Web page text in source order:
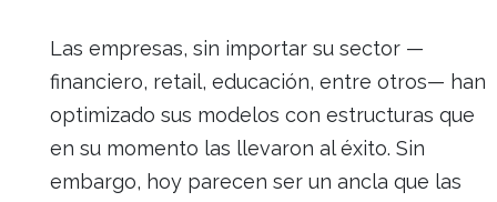
Las empresas, sin importar su sector —
financiero, retail, educación, entre otros— han
optimizado sus modelos con estructuras que
en su momento las llevaron al éxito. Sin
embargo, hoy parecen ser un ancla que las